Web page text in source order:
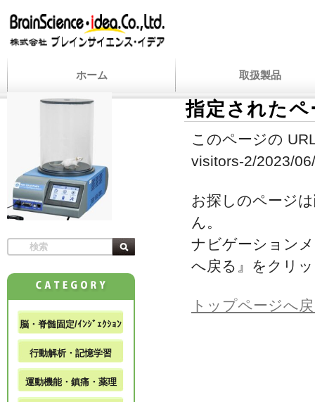
ホーム 取扱製品
指定された
このページの
visitors-2/2023/
お探しのページ
ん。
ナビゲーション
へ戻る』をクリ
トップページへ
脳・脊髄固定/ｲﾝｼﾞｪｸｼｮﾝ
行動解析・記憶学習
運動機能・鎮痛・薬理